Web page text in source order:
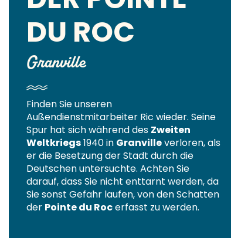
DU ROC
Granville
Finden Sie unseren
Außendienstmitarbeiter Ric wieder. Seine
Spur hat sich während des Zweiten
Weltkriegs1940 in Granvilleverloren, als
er die Besetzung der Stadt durch die
Deutschen untersuchte. Achten Sie
darauf, dass Sie nicht enttarnt werden, da
Sie sonst Gefahr laufen, von den Schatten
der Pointe du Rocerfasst zu werden.